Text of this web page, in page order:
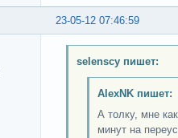
23-05-12 07:46:59
selenscy пишет:
AlexNK пишет:
А толку, мне
минут на